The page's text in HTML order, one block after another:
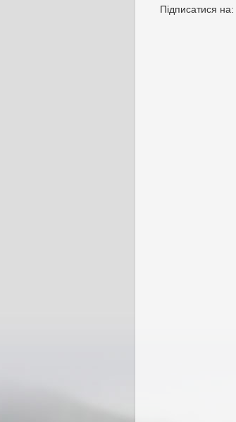
Підписатися на: